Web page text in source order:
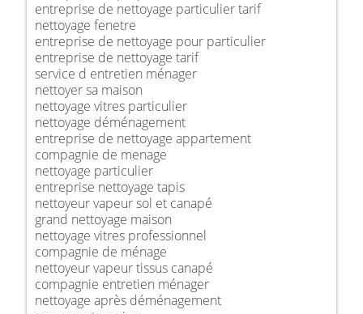
entreprise de nettoyage particulier tarif
nettoyage fenetre
entreprise de nettoyage pour particulier
entreprise de nettoyage tarif
service d entretien ménager
nettoyer sa maison
nettoyage vitres particulier
nettoyage déménagement
entreprise de nettoyage appartement
compagnie de menage
nettoyage particulier
entreprise nettoyage tapis
nettoyeur vapeur sol et canapé
grand nettoyage maison
nettoyage vitres professionnel
compagnie de ménage
nettoyeur vapeur tissus canapé
compagnie entretien ménager
nettoyage après déménagement